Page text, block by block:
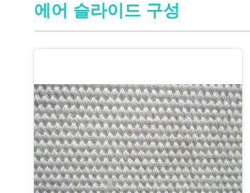
에어 슬라이드 구성